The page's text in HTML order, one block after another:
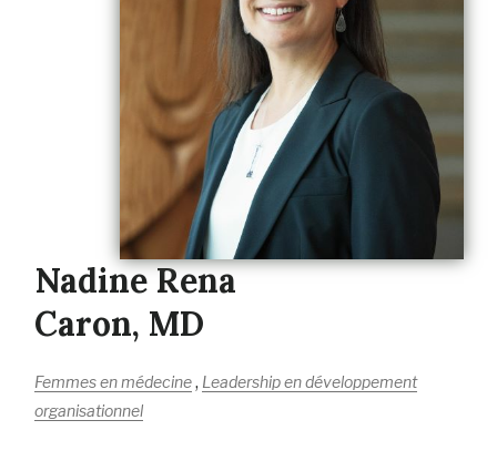
Nadine Rena
Caron, MD
Femmes en médecine, Leadership en développement
organisationnel